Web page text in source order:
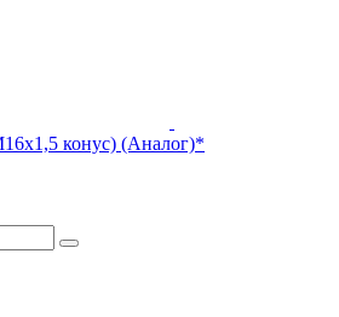
конус) (Аналог)*